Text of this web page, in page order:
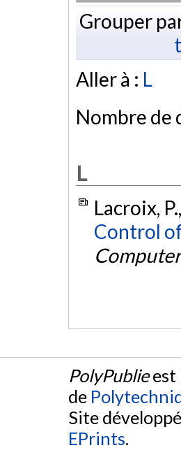
Grouper
Aller à : L
Nombre de
L
Lacroix,
Control
PolyPublieest
de
Site
EPrints.